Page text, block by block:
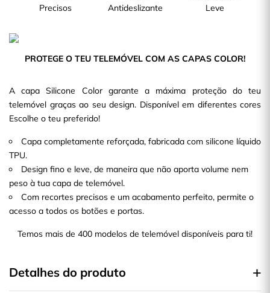
Precisos
Antideslizante
Leve
PROTEGE O TEU TELEMÓVEL COM AS CAPAS COLOR!
A capa Silicone Color garante a máxima proteção do teu
telemóvel graças ao seu design. Disponível em diferentes cores
Escolhe o teu preferido!
Capa completamente reforçada, fabricada com silicone líquido
TPU.
Design fino e leve, de maneira que não aporta volume nem
peso à tua capa de telemóvel.
Com recortes precisos e um acabamento perfeito, permite o
acesso a todos os botões e portas.
Temos mais de 400 modelos de telemóvel disponíveis para ti!
Detalhes do produto